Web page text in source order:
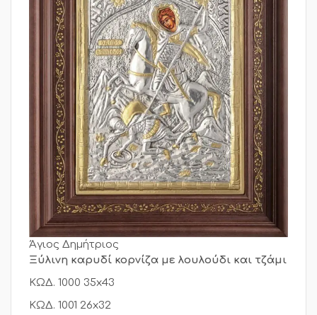
Άγιος Δημήτριος
Ξύλινη καρυδί κορνίζα με λουλούδι και τζάμι
ΚΩΔ. 1000 35x43
ΚΩΔ. 1001 26x32